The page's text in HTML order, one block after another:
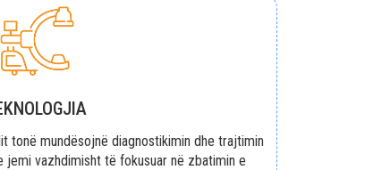
tonë mundësojnë diagnostikimin dhe trajtimin
vazhdimisht të fokusuar në zbatimin e